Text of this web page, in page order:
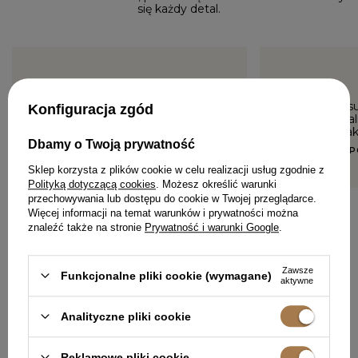
się każdy detal.
Cudowna! Dla osób niższych
wariant krótszej sukienki
charakteru, a sama koronką
MALGORZATA, LEŻAJSK
Cudowna
układa
PATRYCJA,
DODAJ SWOJĄ OPINIĘ
Konfiguracja zgód
Dbamy o Twoją prywatność
Sklep korzysta z plików cookie w celu realizacji usług zgodnie z
Polityką dotyczącą cookies . Możesz określić warunki
przechowywania lub dostępu do cookie w Twojej przeglądarce.
Więcej informacji na temat warunków i prywatności można
znaleźć także na stronie Prywatność i warunki Google
Funkcjonalne pliki cookie (wymagane)
Zawsze
aktywne
Analityczne pliki cookie